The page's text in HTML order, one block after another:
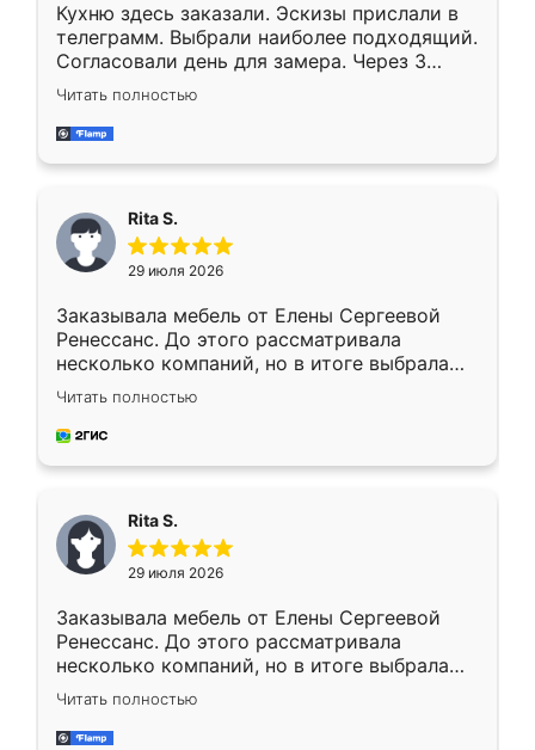
Кухню здесь заказали. Эскизы прислали в
телеграмм. Выбрали наиболее подходящий.
Согласовали день для замера. Через 3
недели кухня была уже готова. Остались
довольны работой. Спасибо Ренессанс
мебель за качественную работу!
Читать полностью
Rita S.
29 июля 2026
Заказывала мебель от Елены Сергеевой
Ренессанс. До этого рассматривала
несколько компаний, но в итоге выбрала
эту. Сначала обговорили условия, потом
приехал замерщик, всё спокойно объяснил
и снял размеры. Изготовили в срок, с
каких-либо доработок. Качеством осталась
довольна, все выглядит так, как и ожидала.
Читать полностью
Rita S.
29 июля 2026
Заказывала мебель от Елены Сергеевой
Ренессанс. До этого рассматривала
несколько компаний, но в итоге выбрала
эту. Сначала обговорили условия, потом
приехал замерщик, всё спокойно объяснил
и снял размеры. Изготовили в срок, с
Читать полностью